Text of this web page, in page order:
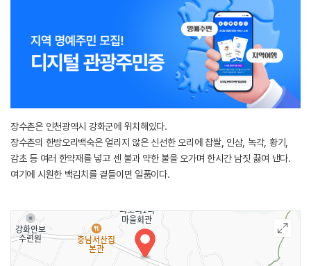
장수촌은 인천광역시 강화군에 위치해있다.
장수촌의 한방오리백숙은 얼리지 않은 신선한 오리에 찹쌀, 인삼, 녹각, 황기,
감초 등 여러 한약재를 넣고 센 불과 약한 불을 오가며 한시간 남짓 끓여 낸다.
여기에 시원한 백김치를 곁들이면 일품이다.